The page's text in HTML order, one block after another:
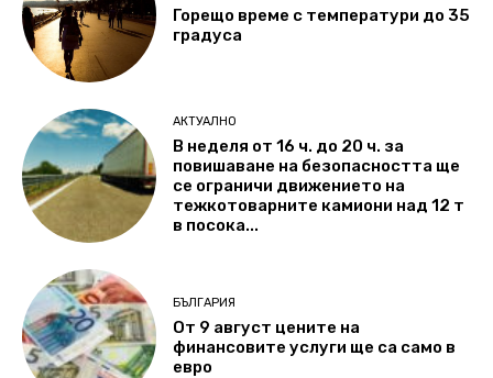
Горещо време с температури до 35
градуса
АКТУАЛНО
В неделя от 16 ч. до 20 ч. за
повишаване на безопасността ще
се ограничи движението на
тежкотоварните камиони над 12 т
в посока...
БЪЛГАРИЯ
От 9 август цените на
финансовите услуги ще са само в
евро